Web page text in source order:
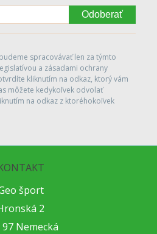
Odoberať
spracovávať len za týmto
a zásadami ochrany
kliknutím na odkaz, ktorý vám
môžete kedykoľvek odvolať
na odkaz z ktoréhokoľvek
šport
2
97 Nemecká